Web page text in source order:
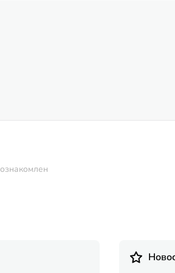
ознакомлен